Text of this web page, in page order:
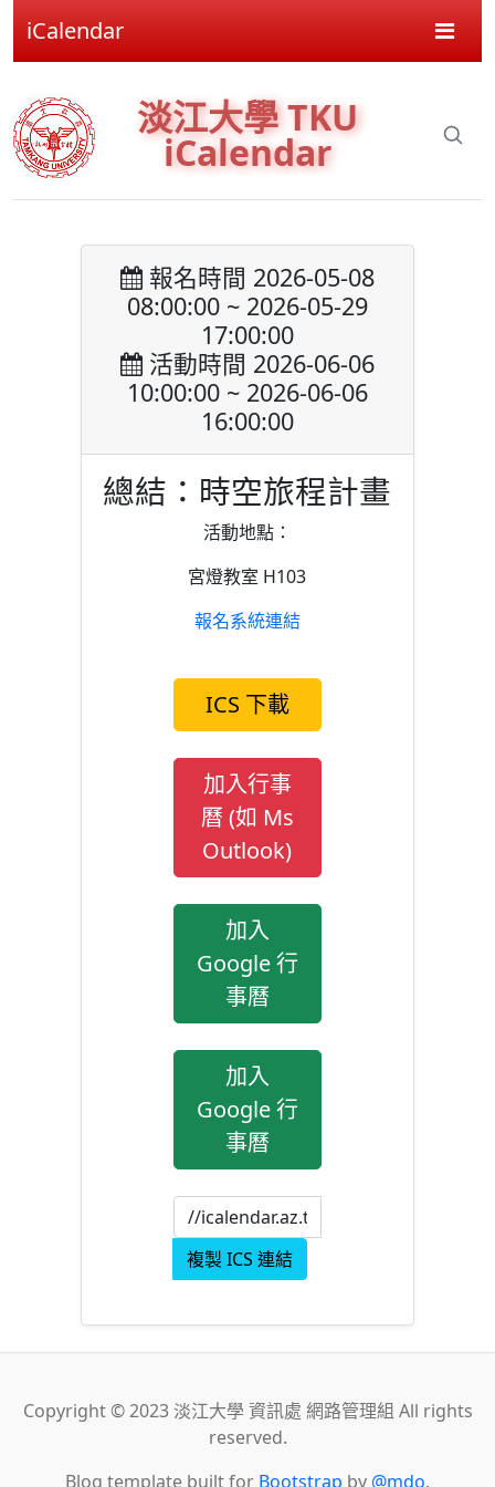
iCalendar
淡江大學 TKU
iCalendar
報名時間 2026-05-08
08:00:00 ~ 2026-05-29
17:00:00
活動時間 2026-06-06
10:00:00 ~ 2026-06-06
16:00:00
總結：時空旅程計畫
活動地點：
宮燈教室 H103
報名系統連結
ICS 下載
加入行事
曆 (如 Ms
Outlook)
加入
Google 行
事曆
加入
Google 行
事曆
複製 ICS 連結
Copyright © 2023 淡江大學 資訊處 網路管理組 All rights
reserved.
Blog template built for Bootstrap by @mdo.